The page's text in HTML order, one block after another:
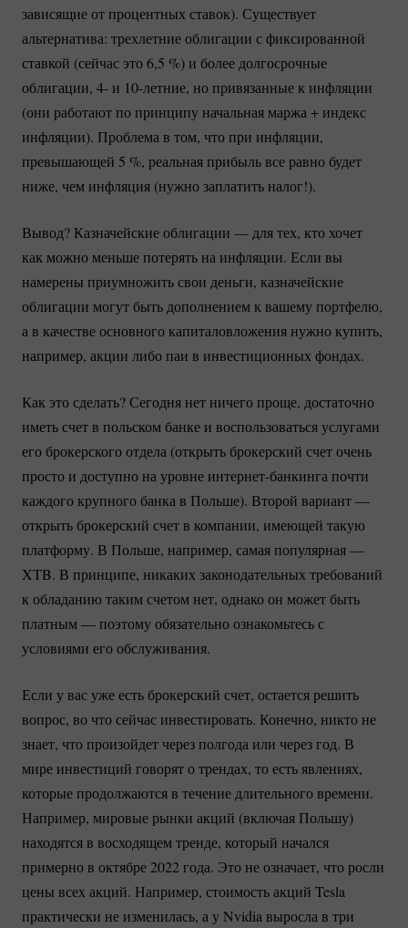
зависящие от процентных ставок). Существует
альтернатива: трехлетние облигации с фиксированной
ставкой (сейчас это 6,5 %) и более долгосрочные
облигации, 4- и 10-летние, но привязанные к инфляции
(они работают по принципу начальная маржа + индекс
инфляции). Проблема в том, что при инфляции,
превышающей 5 %, реальная прибыль все равно будет
ниже, чем инфляция (нужно заплатить налог!).
Вывод? Казначейские облигации — для тех, кто хочет
как можно меньше потерять на инфляции. Если вы
намерены приумножить свои деньги, казначейские
облигации могут быть дополнением к вашему портфелю,
а в качестве основного капиталовложения нужно купить,
например, акции либо паи в инвестиционных фондах.
Как это сделать? Сегодня нет ничего проще, достаточно
иметь счет в польском банке и воспользоваться услугами
его брокерского отдела (открыть брокерский счет очень
просто и доступно на уровнеинтернет-банкингапочти
каждого крупного банка в Польше). Второй вариант —
открыть брокерский счет в компании, имеющей такую
платформу. В Польше, например, самая популярная —
XTB. В принципе, никаких законодательных требований
к обладанию таким счетом нет, однако он может быть
платным — поэтому обязательно ознакомьтесь с
условиями его обслуживания.
Если у вас уже есть брокерский счет, остается решить
вопрос, во что сейчас инвестировать. Конечно, никто не
знает, что произойдет через полгода или через год. В
мире инвестиций говорят о трендах, то есть явлениях,
которые продолжаются в течение длительного времени.
Например, мировые рынки акций (включая Польшу)
находятся в восходящем тренде, который начался
примерно в октябре 2022 года. Это не означает, что росли
цены всех акций. Например, стоимость акций Tesla
практически не изменилась, а у Nvidia выросла в три